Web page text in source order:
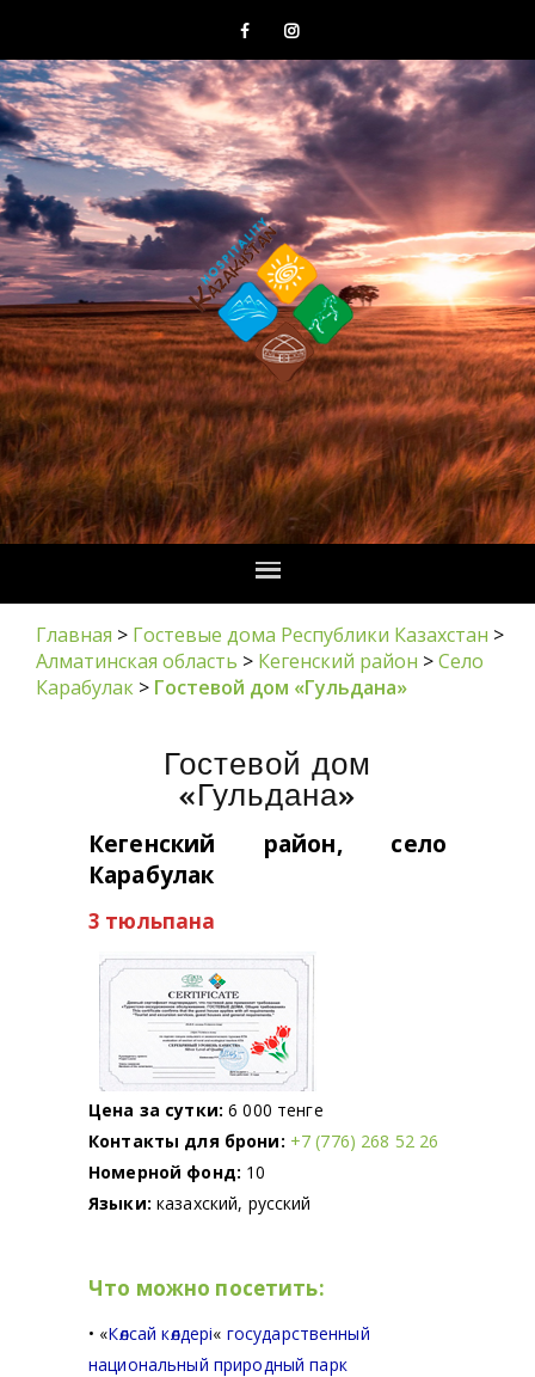
Главная > Гостевые дома Республики Казахстан >
Алматинская область > Кегенский район >Село
Карабулак > Гостевой дом «Гульдана»
Гостевой дом
«Гульдана»
Кегенский район, село
Карабулак
3 тюльпана
Цена за сутки: 6 000 тенге
Контакты для брони: +7 (776) 268 52 26
Номерной фонд: 10
Языки: казахский, русский
Что можно посетить:
• «Көлсай көлдері« государственный
национальный природный парк